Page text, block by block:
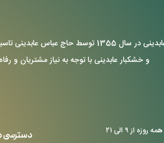
آجیل و خشکبار عابدینی در سال
و خشکبار عابدینی با توجه به نیاز مشتریان و
ساعات پشتیبانی همه روزه از ۹ الی ۲۱ دسترسی